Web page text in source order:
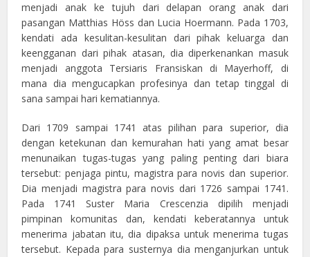
menjadi anak ke tujuh dari delapan orang anak dari
pasangan Matthias Höss dan Lucia Hoermann. Pada 1703,
kendati ada kesulitan-kesulitan dari pihak keluarga dan
keengganan dari pihak atasan, dia diperkenankan masuk
menjadi anggota Tersiaris Fransiskan di Mayerhoff, di
mana dia mengucapkan profesinya dan tetap tinggal di
sana sampai hari kematiannya.
Dari 1709 sampai 1741 atas pilihan para superior, dia
dengan ketekunan dan kemurahan hati yang amat besar
menunaikan tugas-tugas yang paling penting dari biara
tersebut: penjaga pintu, magistra para novis dan superior.
Dia menjadi magistra para novis dari 1726 sampai 1741.
Pada 1741 Suster Maria Crescenzia dipilih menjadi
pimpinan komunitas dan, kendati keberatannya untuk
menerima jabatan itu, dia dipaksa untuk menerima tugas
tersebut. Kepada para susternya dia menganjurkan untuk